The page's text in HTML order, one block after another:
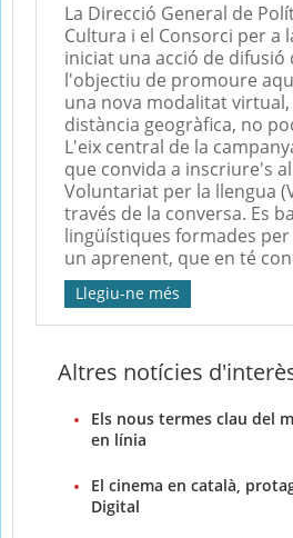
La Direcció General de
Cultura i el Consorci per a
iniciat una acció de
l'objectiu de promoure
una nova modalitat
distància geogràfica, no
L'eix central de la
que convida a inscriure's
Voluntariat per la llengua
través de la conversa. Es
lingüístiques formades
un aprenent, que en té
Llegiu-ne més
Altres notícies
Els nous termes clau del
en línia
El cinema en català,
Digital